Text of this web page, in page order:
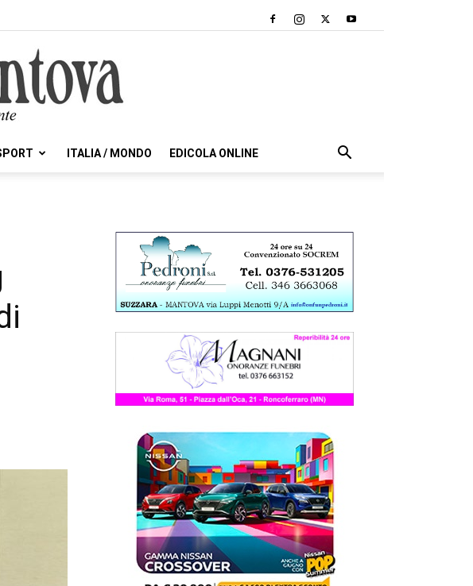
ITALIA / MONDO EDICOLA ONLINE